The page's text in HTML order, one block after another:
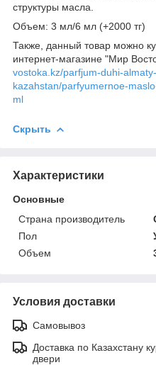
структуры масла.
Объем: 3 мл/6 мл (+2000 тг)
Также, данный товар можно
интернет-магазине "Мир
vostoka.kz/parfjum-duhi-
kazahstan/parfyumernoe-
ml
Скрыть
Характеристики
Основные
Страна производитель
Пол
Объем
Условия доставки
Самовывоз
Доставка по Казахстану
двери